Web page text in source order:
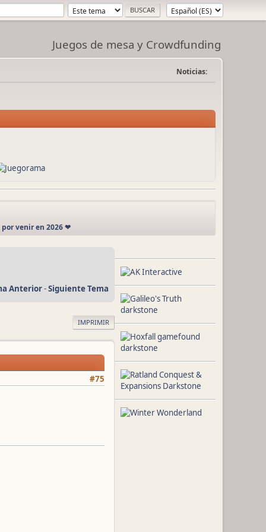
Juegos de mesa y Crowdfunding
Noticias:
venir en 2026 ❤
Anterior-Siguiente Tema
IMPRIMIR
#75